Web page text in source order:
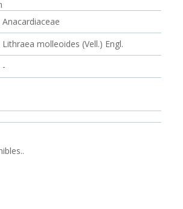
Anacardiaceae
Lithraea molleoides (Vell.) Engl.
-